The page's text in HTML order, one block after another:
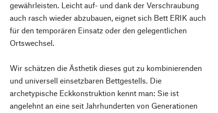
gewährleisten. Leicht auf- und dank der Verschraubung
auch rasch wieder abzubauen, eignet sich Bett ERIK auch
für den temporären Einsatz oder den gelegentlichen
Ortswechsel.
Wir schätzen die Ästhetik dieses gut zu kombinierenden
und universell einsetzbaren Bettgestells. Die
archetypische Eckkonstruktion kennt man: Sie ist
angelehnt an eine seit Jahrhunderten von Generationen